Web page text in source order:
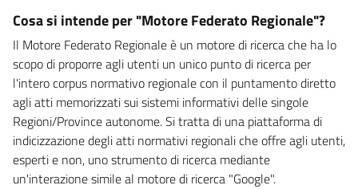
Cosa si intende per "Motore Federato Regionale"?
Il Motore Federato Regionale è un motore di ricerca che ha lo
scopo di proporre agli utenti un unico punto di ricerca per
l'intero corpus normativo regionale con il puntamento diretto
agli atti memorizzati sui sistemi informativi delle singole
Regioni/Province autonome. Si tratta di una piattaforma di
indicizzazione degli atti normativi regionali che offre agli utenti,
esperti e non, uno strumento di ricerca mediante
un'interazione simile al motore di ricerca "Google".